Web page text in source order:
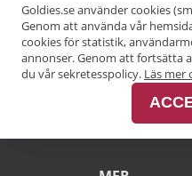
Goldies.se använder cookies
Genom att använda vår
cookies för statistik,
annonser. Genom att fortsätta
du vår sekretesspolicy. Läs mer